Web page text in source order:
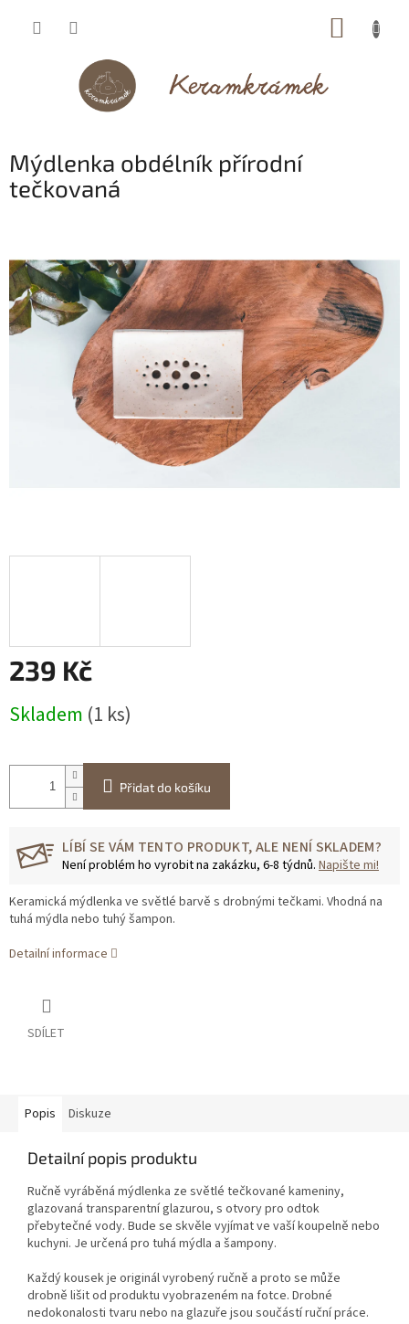
Mýdlenka obdélník přírodní
tečkovaná
239 Kč
cena:
Skladem (1 ks)
Přidat do košíku
LÍBÍ SE VÁM TENTO PRODUKT, ALE NENÍ SKLADEM?
Není problém ho vyrobit na zakázku, 6-8 týdnů. Napište mi!
Keramická mýdlenka ve světlé barvě s drobnými tečkami. Vhodná na
tuhá mýdla nebo tuhý šampon.
Detailní informace
SDÍLET
Popis Diskuze
Detailní popis produktu
Ručně vyráběná mýdlenka ze světlé tečkované kameniny,
glazovaná transparentní glazurou, s otvory pro odtok
přebytečné vody. Bude se skvěle vyjímat ve vaší koupelně nebo
kuchyni. Je určená pro tuhá mýdla a šampony.
Každý kousek je originál vyrobený ručně a proto se může
drobně lišit od produktu vyobrazeném na fotce. Drobné
nedokonalosti tvaru nebo na glazuře jsou součástí ruční práce.